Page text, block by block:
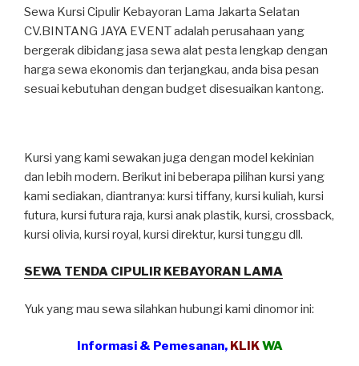
Sewa Kursi Cipulir Kebayoran Lama Jakarta Selatan
CV.BINTANG JAYA EVENT adalah perusahaan yang
bergerak dibidang jasa sewa alat pesta lengkap dengan
harga sewa ekonomis dan terjangkau, anda bisa pesan
sesuai kebutuhan dengan budget disesuaikan kantong.
Kursi yang kami sewakan juga dengan model kekinian
dan lebih modern. Berikut ini beberapa pilihan kursi yang
kami sediakan, diantranya: kursi tiffany, kursi kuliah, kursi
futura, kursi futura raja, kursi anak plastik, kursi, crossback,
kursi olivia, kursi royal, kursi direktur, kursi tunggu dll.
SEWA TENDA CIPULIR KEBAYORAN LAMA
Yuk yang mau sewa silahkan hubungi kami dinomor ini:
Informasi & Pemesanan, KLIKWA